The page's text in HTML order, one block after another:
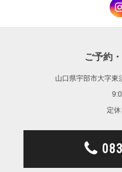
ご予約
山口県宇部市大字
定